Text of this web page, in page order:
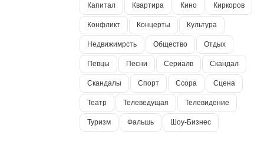
Капитал Квартира Кино Киркоров
Конфликт Концерты Культура
Недвижимрсть Общество Отдых
Певцы Песни Сериалв Скандал
Скандалы Спорт Ссора Сцена
Театр Телеведущая Телевидение
Туризм Фальшь Шоу-Бизнес